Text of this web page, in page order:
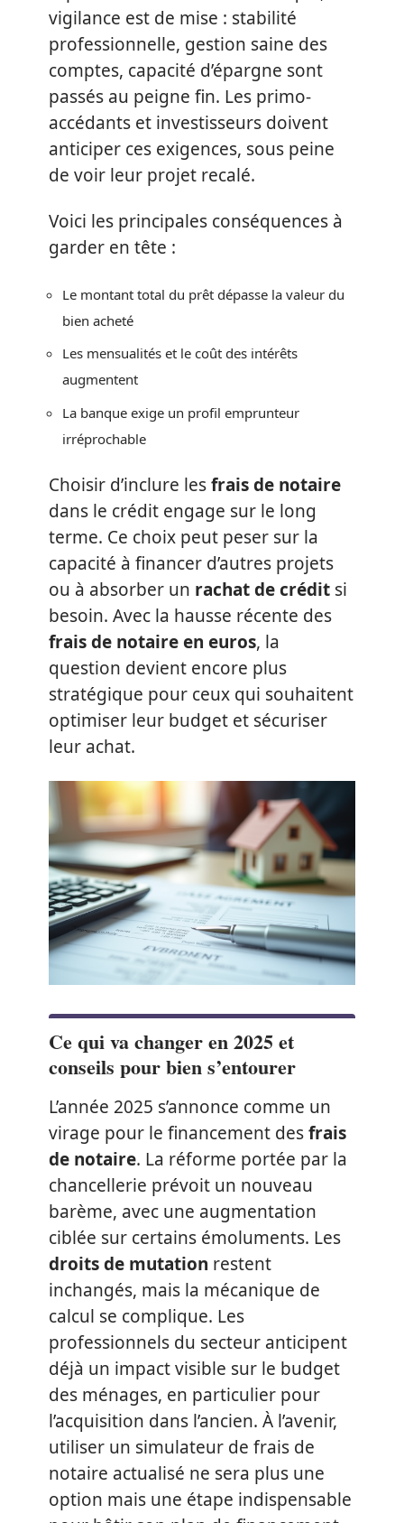
vigilance est de mise : stabilité
professionnelle, gestion saine des
comptes, capacité d’épargne sont
passés au peigne fin. Les primo-
accédants et investisseurs doivent
anticiper ces exigences, sous peine
de voir leur projet recalé.
Voici les principales conséquences à
garder en tête :
Le montant total du prêt dépasse la valeur du
bien acheté
Les mensualités et le coût des intérêts
augmentent
La banque exige un profil emprunteur
irréprochable
Choisir d’inclure lesfrais de notaire
dans le crédit engage sur le long
terme. Ce choix peut peser sur la
capacité à financer d’autres projets
ou à absorber un rachat de crédit si
besoin. Avec la hausse récente des
frais de notaire en euros, la
question devient encore plus
stratégique pour ceux qui souhaitent
optimiser leur budget et sécuriser
leur achat.
Ce qui va changer en 2025 et
conseils pour bien s’entourer
L’année 2025 s’annonce comme un
virage pour le financement desfrais
de notaire. La réforme portée par la
chancellerie prévoit un nouveau
barème, avec une augmentation
ciblée sur certains émoluments. Les
droits de mutation restent
inchangés, mais la mécanique de
calcul se complique. Les
professionnels du secteur anticipent
déjà un impact visible sur le budget
des ménages, en particulier pour
l’acquisition dans l’ancien. À l’avenir,
utiliser un simulateur de frais de
notaire actualisé ne sera plus une
option mais une étape indispensable